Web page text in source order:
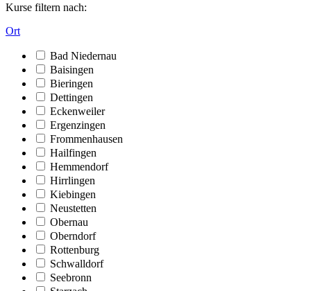
Kurse filtern nach:
Ort
Bad Niedernau
Baisingen
Bieringen
Dettingen
Eckenweiler
Ergenzingen
Frommenhausen
Hailfingen
Hemmendorf
Hirrlingen
Kiebingen
Neustetten
Obernau
Oberndorf
Rottenburg
Schwalldorf
Seebronn